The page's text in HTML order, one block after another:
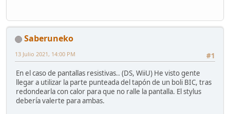
Saberuneko
#1
13 Julio 2021, 14:00 PM
En el caso de pantallas resistivas.. (DS, WiiU) He visto gente
llegar a utilizar la parte punteada del tapón de un boli BIC, tras
redondearla con calor para que no ralle la pantalla. El stylus
debería valerte para ambas.